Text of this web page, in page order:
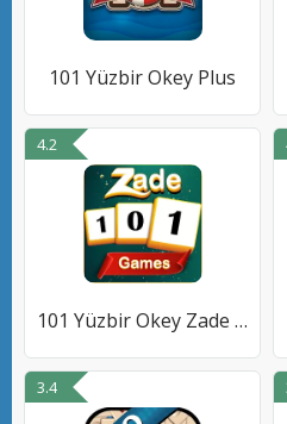
101 Yüzbir Okey Plus
4.2
101 Yüzbir Okey Zade Games
3.4